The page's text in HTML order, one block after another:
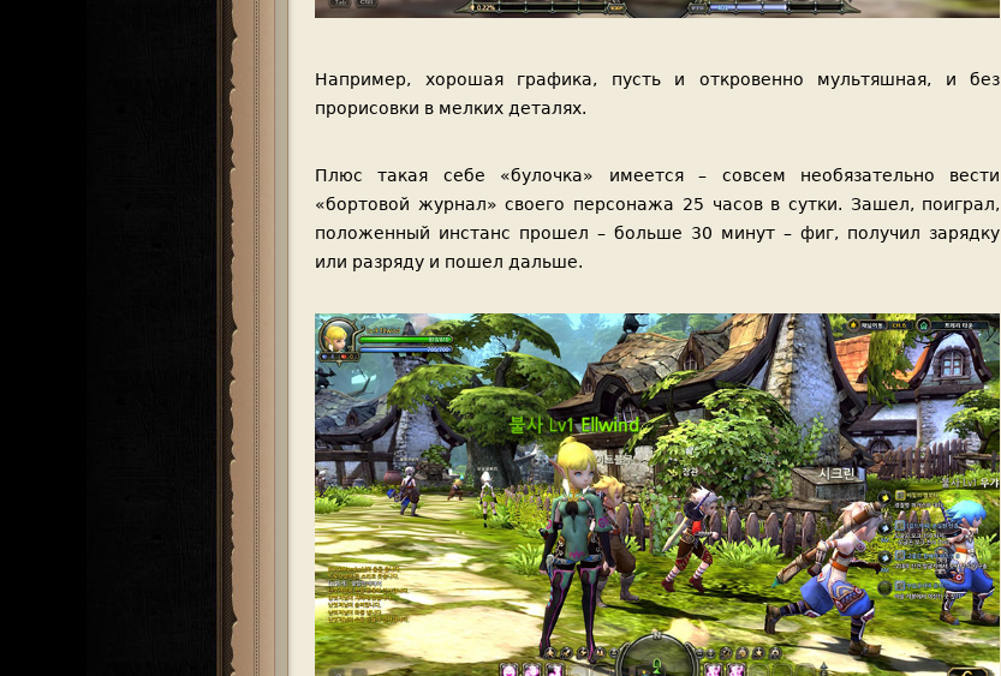
Например, хорошая графика, пусть и откровенно мультяшная, и без
прорисовки в мелких деталях.
Плюс такая себе «булочка» имеется – совсем необязательно вести
«бортовой журнал» своего персонажа 25 часов в сутки. Зашел, поиграл,
положенный инстанс прошел – больше 30 минут – фиг, получил зарядку
или разряду и пошел дальше.